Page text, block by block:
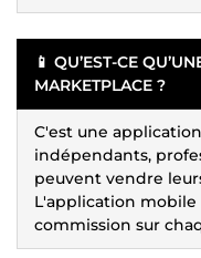
📱 QU’EST-CE
MARKETPLACE ?
C'est une
indépendants,
peuvent vendre
L'application
commission sur